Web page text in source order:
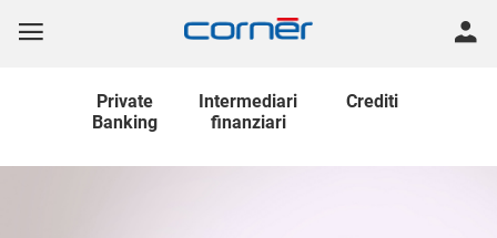
Private
Banking
Intermediari
finanziari
Crediti